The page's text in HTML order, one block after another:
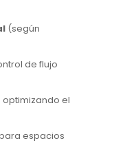
(según
de flujo
optimizando el
espacios